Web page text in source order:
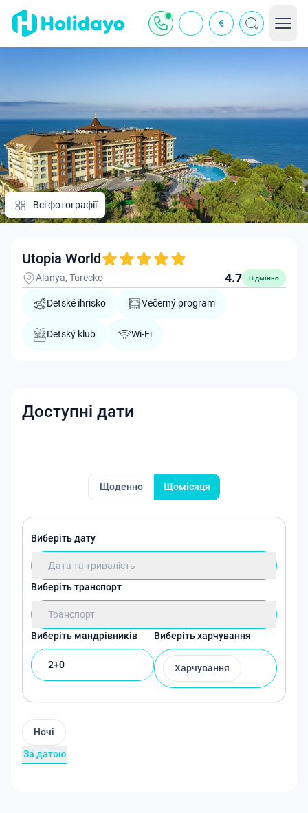
€
Всі фотографії
Utopia World
Alanya, Turecko 4.7 Відмінно
Detské ihrisko Večerný program
Detský klub Wi-Fi
Доступні дати
Щоденно Щомісяця
Виберіть дату
Дата та тривалість
Виберіть транспорт
Транспорт
Виберіть мандрівників
2+0
Виберіть харчування
Харчування
Ночі
За датою